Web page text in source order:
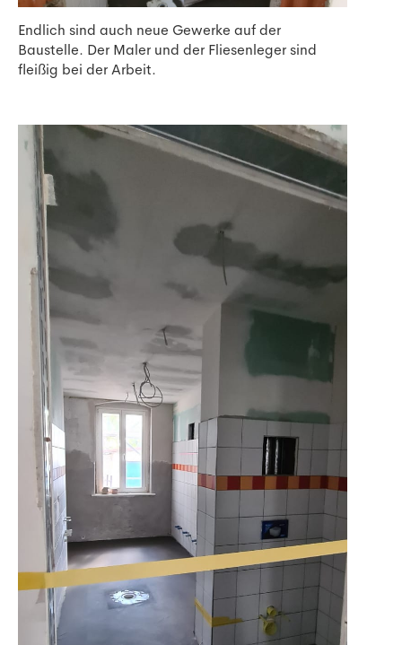
Endlich sind auch neue Gewerke auf der
Baustelle. Der Maler und der Fliesenleger sind
fleißig bei der Arbeit.